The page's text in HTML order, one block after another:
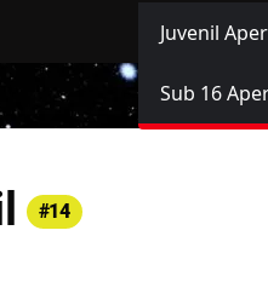
Juvenil
Sub 16
#14